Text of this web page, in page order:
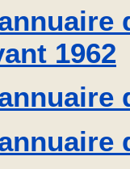
1962